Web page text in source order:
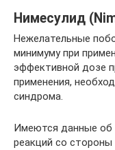
Нимесулид
Нежелательные
минимуму при
эффективной дозе
применения,
синдрома.
Имеются данные об
реакций со стороны